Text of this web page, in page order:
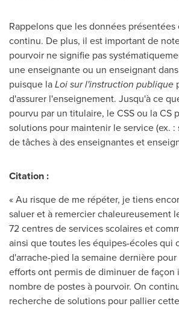
Rappelons que les données
continu. De plus, il est important de
pourvoir ne signifie pas
une enseignante ou un enseignant
puisque laLoi sur l'instruction publique
d'assurer l'enseignement. Jusqu'à ce
pourvu par un titulaire, le CSS ou la CS
solutions pour maintenir le service (ex.
de tâches à des enseignantes et
Citation :
« Au risque de me répéter, je tiens
saluer et à remercier chaleureusement
72 centres de services scolaires et
ainsi que toutes les équipes-écoles qui
d'arrache-pied la semaine dernière
efforts ont permis de diminuer de façon
nombre de postes à pourvoir. On
recherche de solutions pour pallier